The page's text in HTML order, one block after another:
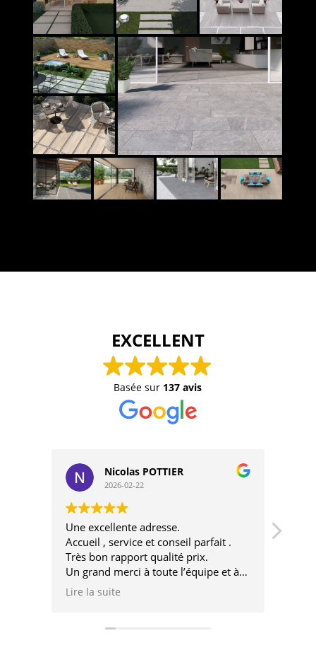
EXCELLENT
Basée sur 137 avis
Nicolas POTTIER
2026-02-22
Une excellente adresse.
Accueil , service et conseil parfait .
Très bon rapport qualité prix.
Un grand merci à toute l’équipe et à
très bientôt pour un nouveau projet.
Lire la suite